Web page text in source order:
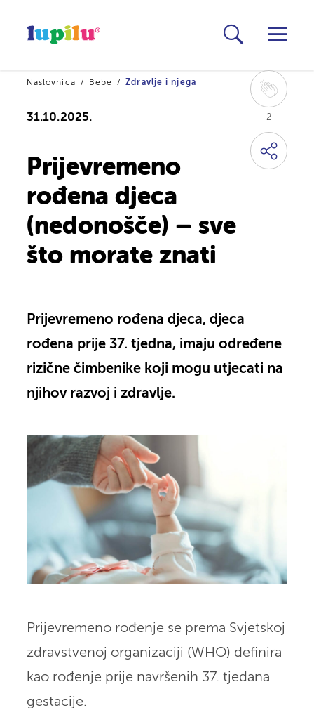
2
Naslovnica Bebe Zdravlje i njega
31.10.2025.
Prijevremeno
rođena djeca
(nedonošče) – sve
što morate znati
Prijevremeno rođena djeca, djeca
rođena prije 37. tjedna, imaju određene
rizične čimbenike koji mogu utjecati na
njihov razvoj i zdravlje.
Prijevremeno rođenje se prema Svjetskoj
zdravstvenoj organizaciji (WHO) definira
kao rođenje prije navršenih 37. tjedana
gestacije.